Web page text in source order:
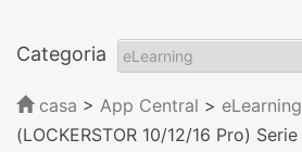
Categoria
casa > App Central > eLearning
(LOCKERSTOR 10/12/16 Pro) Serie